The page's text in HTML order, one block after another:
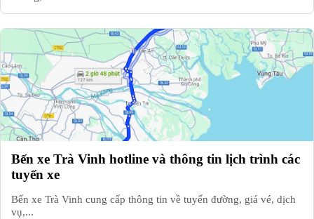
Bến xe Trà Vinh hotline và thông tin lịch trình các
tuyến xe
Bến xe Trà Vinh cung cấp thông tin về tuyến đường, giá vé, dịch
vụ,...